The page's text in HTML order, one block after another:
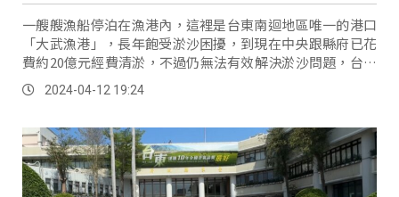
一艘艘漁船停泊在漁港內，這裡是台東南迴地區唯一的港口
「大武漁港」，長年飽受淤沙困擾，到現在中央跟縣府已花
費約20億元經費清淤，不過仍無法有效解決淤沙問題，台東
縣政府則是提出漁船收購計畫、也獲漁業署回覆，今年將向
立法院提案，若是通過、等同廢港；在地漁民得知消息後，
2024-04-12 19:24